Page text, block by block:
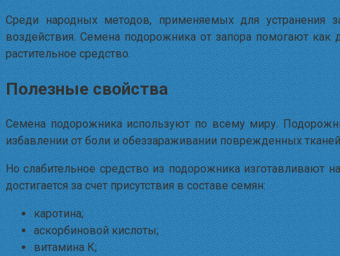
Среди народных методов, применяемых для устранения
воздействия. Семена подорожника от запора помогают
растительное средство.
Полезные свойства
Семена подорожника используют по всему миру.
избавлении от боли и обеззараживании поврежденных тканей.
Но слабительное средство из подорожника изготавливают
достигается за счет присутствия в составе семян:
каротина;
аскорбиновой кислоты;
витамина К;